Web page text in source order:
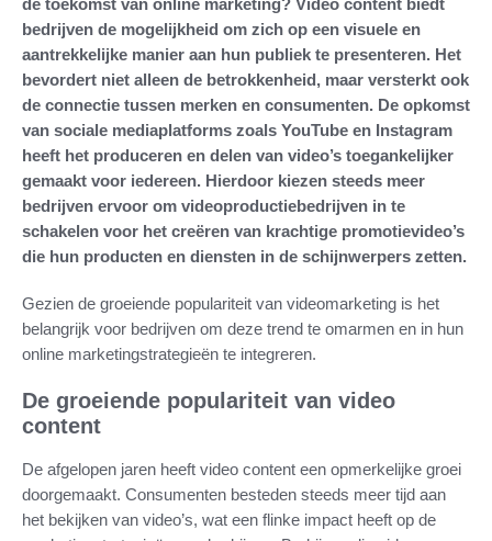
bedrijven de mogelijkheid om zich op een visuele en
aantrekkelijke manier aan hun publiek te presenteren. Het
bevordert niet alleen de betrokkenheid, maar versterkt ook
de connectie tussen merken en consumenten. De opkomst
van sociale mediaplatforms zoals YouTube en Instagram
heeft het produceren en delen van video’s toegankelijker
gemaakt voor iedereen. Hierdoor kiezen steeds meer
bedrijven ervoor om videoproductiebedrijven in te
schakelen voor het creëren van krachtige promotievideo’s
die hun producten en diensten in de schijnwerpers zetten.
Gezien de groeiende populariteit van videomarketing is het
belangrijk voor bedrijven om deze trend te omarmen en in hun
online marketingstrategieën te integreren.
De groeiende populariteit van video
content
De afgelopen jaren heeft video content een opmerkelijke groei
doorgemaakt. Consumenten besteden steeds meer tijd aan
het bekijken van video’s, wat een flinke impact heeft op de